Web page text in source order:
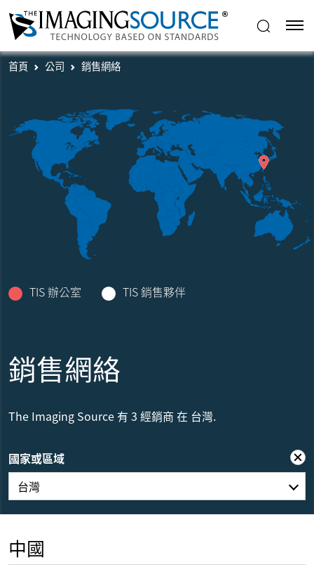
首頁 公司 銷售網絡
銷售網絡
The Imaging Source 有 3 經銷商 在 台灣.
國家或區域
台灣
TIS 辦公室 TIS 銷售夥伴
中國